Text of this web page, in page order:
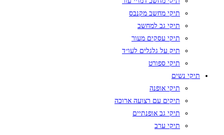
תיקי מחשב מקנבס
תיקי גב למחשב
תיקי עסקים מעור
תיק על גלגלים לעו״ד
תיקי ספורט
תיקי נשים
תיקי אופנה
תיקים עם רצועה ארוכה
תיקי גב אופנתיים
תיקי ערב